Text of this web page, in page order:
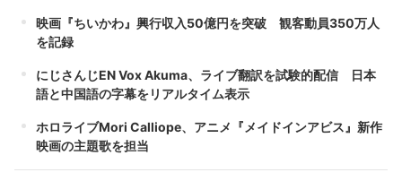
映画『ちいかわ』興行収入50億円を突破 観客動員350万人
を記録
にじさんじEN Vox Akuma、ライブ翻訳を試験的配信 日本
語と中国語の字幕をリアルタイム表示
ホロライブMori Calliope、アニメ『メイドインアビス』新作
映画の主題歌を担当